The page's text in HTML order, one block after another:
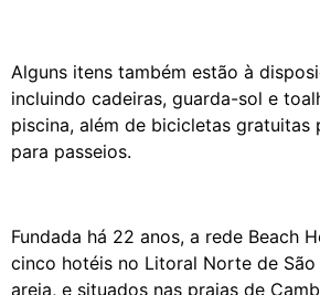
Alguns itens também estão à
incluindo cadeiras, guarda-sol e
piscina, além de bicicletas gratuitas
para passeios.
Fundada há 22 anos, a rede Beach
cinco hotéis no Litoral Norte de
areia, e situados nas praias de